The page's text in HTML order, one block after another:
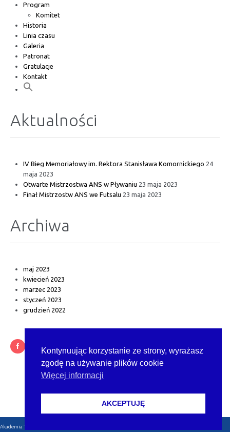
Program
Komitet
Historia
Linia czasu
Galeria
Patronat
Gratulacje
Kontakt
Aktualności
IV Bieg Memoriałowy im. Rektora Stanisława Komornickiego 24
maja 2023
Otwarte Mistrzostwa ANS w Pływaniu 23 maja 2023
Finał Mistrzostw ANS we Futsalu 23 maja 2023
Archiwa
maj 2023
kwiecień 2023
marzec 2023
styczeń 2023
grudzień 2022
Akademia Tarnowska © 2023
Kontynuując korzystanie ze strony, wyrażasz
zgodę na używanie plików cookie
Więcej informacji
AKCEPTUJĘ